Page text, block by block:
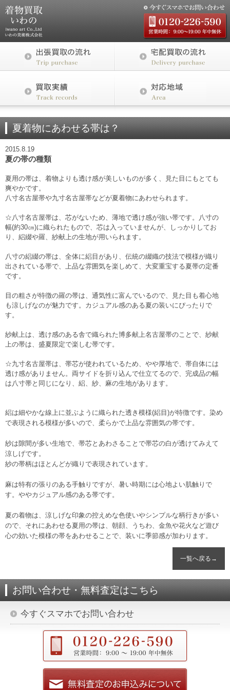
夏着物にあわせる帯は？
2015.8.19
夏の帯の種類
夏用の帯は、着物よりも透け感が美しいものが多く、見た目にもとても
爽やかです。
八寸名古屋帯や九寸名古屋帯などが夏着物にあわせられます。
☆八寸名古屋帯は、芯がないため、薄地で透け感が強い帯です。八寸の
幅(約30㎝)に織られたもので、芯は入っていませんが、しっかりしてお
り、絽綴や羅、紗献上の生地が用いられます。
八寸の絽綴の帯は、全体に絽目があり、伝統の綴織の技法で模様が織り
出されている帯で、上品な雰囲気を楽しめて、大変重宝する夏帯の定番
です。
目の粗さが特徴の羅の帯は、通気性に富んでいるので、見た目も着心地
も涼しげなのが魅力です。カジュアル感のある夏の装いにぴったりで
す。
紗献上は、透け感のある舎で織られた博多献上名古屋帯のことで、紗献
上の帯は、盛夏限定で楽しむ帯です。
☆九寸名古屋帯は、帯芯が使われているため、やや厚地で、帯自体には
透け感がありません。両サイドを折り込んで仕立てるので、完成品の幅
は八寸帯と同じになり、絽、紗、麻の生地があります。
絽は細やかな線上に並ぶように織られた透き模様(絽目)が特徴です。 染め
で表現される模様が多いので、柔らかで上品な雰囲気の帯です。
紗は隙間が多い生地で、帯芯とあわさることで帯芯の白が透けてみえて
涼しげです。
紗の帯柄はほとんどが織りで表現されています。
麻は特有の張りのある手触りですが、暑い時期には心地よい肌触りで
す。ややカジュアル感のある帯です。
夏の着物は、涼しげな印象の控えめな色使いやシンプルな柄行きが多い
ので、それにあわせる夏用の帯は、朝顔、うちわ、金魚や花火など遊び
心の効いた模様の帯をあわせることで、装いに季節感が加わります。
一覧へ戻る→
お問い合わせ・無料査定はこちら
今すぐスマホでお問い合わせ